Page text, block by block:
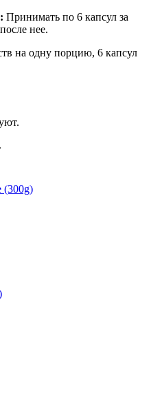
Принимать по 6 капсул за
нее.
на одну порцию, 6 капсул
(300g)